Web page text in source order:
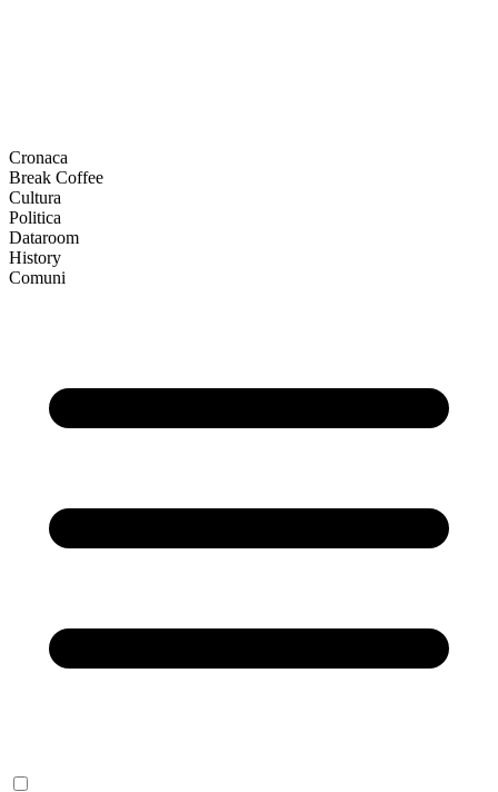
Cronaca
Break Coffee
Cultura
Politica
Dataroom
History
Comuni